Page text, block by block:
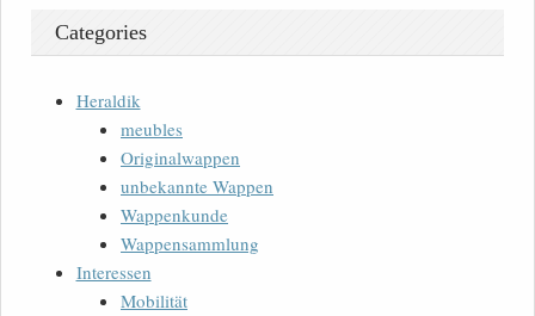
Categories
Heraldik
meubles
Originalwappen
unbekannte Wappen
Wappenkunde
Wappensammlung
Interessen
Mobilität